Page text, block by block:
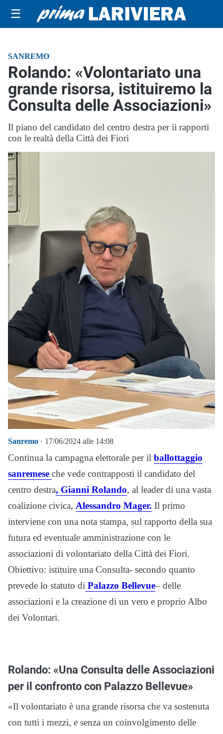
☰
SANREMO
Rolando: «Volontariato una
grande risorsa, istituiremo la
Consulta delle Associazioni»
Il piano del candidato del centro destra per ii rapporti
con le realtà della Città dei Fiori
Sanremo · 17/06/2024 alle 14:08
Continua la campagna elettorale per il ballottaggio
sanremese che vede contrapposti il candidato del
centro destra, Gianni Rolando, al leader di una vasta
coalizione civica, Alessandro Mager. Il primo
interviene con una nota stampa, sul rapporto della sua
futura ed eventuale amministrazione con le
associazioni di volontariato della Città dei Fiori.
Obiettivo: istituire una Consulta- secondo quanto
prevede lo statuto di Palazzo Bellevue– delle
associazioni e la creazione di un vero e proprio Albo
dei Volontari.
Rolando: «Una Consulta delle Associazioni
per il confronto con Palazzo Bellevue»
«Il volontariato è una grande risorsa che va sostenuta
con tutti i mezzi, e senza un coinvolgimento delle